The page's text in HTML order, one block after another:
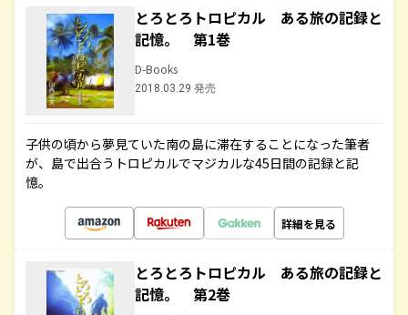
とろとろトロピカル ある旅の記録と
記憶。 第1巻
D-Books
2018.03.29 発売
子供の頃から夢見ていた南の島に滞在することになった筆者
が、島で出合うトロピカルでマジカルな45日間の記録と記
憶。
詳細を見る
とろとろトロピカル ある旅の記録と
記憶。 第2巻